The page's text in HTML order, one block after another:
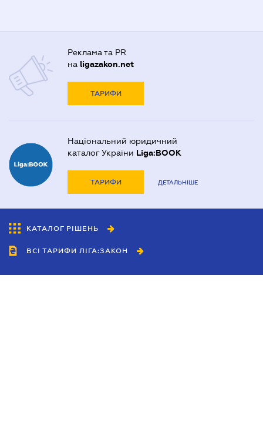
Реклама та PR
на ligazakon.net
ТАРИФИ
Національний юридичний
каталог України Liga:BOOK
ТАРИФИ ДЕТАЛЬНІШЕ
КАТАЛОГ РІШЕНЬ
ВСІ ТАРИФИ ЛІГА:ЗАКОН